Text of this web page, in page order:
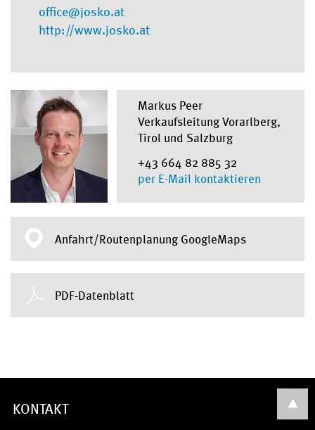
office@josko.at
http://www.josko.at
Markus Peer
Verkaufsleitung Vorarlberg,
Tirol und Salzburg
+43 664 82 885 32
per E-Mail kontaktieren
Anfahrt/Routenplanung GoogleMaps
PDF-Datenblatt
KONTAKT